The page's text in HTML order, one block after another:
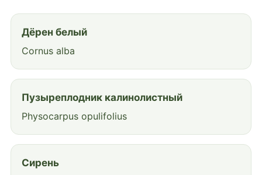
Дёрен белый
Cornus alba
Пузыреплодник калинолистный
Physocarpus opulifolius
Сирень